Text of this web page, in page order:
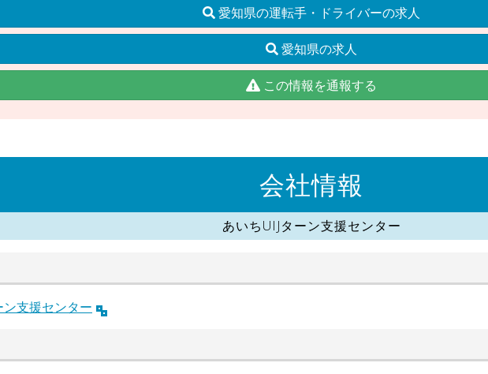
愛知県の運転手・ドライバーの求人
愛知県の求人
この情報を通報する
会社情報
あいちUIJターン支援センター
ン支援センター